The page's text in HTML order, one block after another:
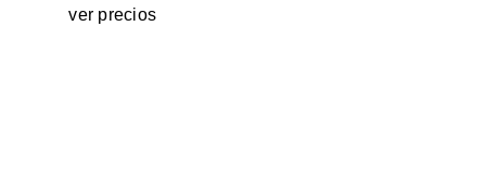
ver precios